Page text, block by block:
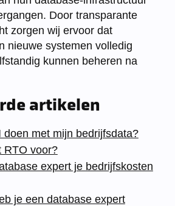
Door transparante
zorgen wij ervoor dat
nieuwe systemen volledig
kunnen beheren na
artikelen
doen met mijn bedrijfsdata?
RTO voor?
expert je bedrijfskosten
je een database expert